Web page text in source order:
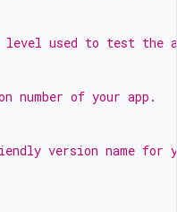
used to test the
number of your app.
version name for